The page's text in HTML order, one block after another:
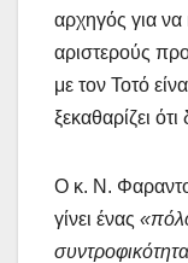
αρχηγός για να
αριστερούς
με τον Τοτό
ξεκαθαρίζει
Ο κ. Ν.
γίνει ένας